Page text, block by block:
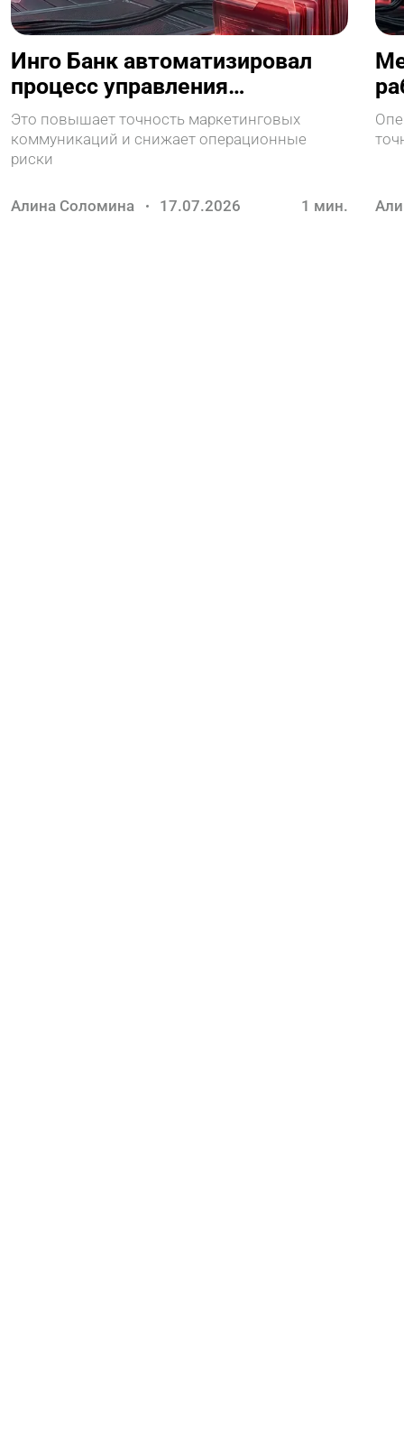
Инго Банк автоматизировал
процесс управления
согласиями клиентов
Это повышает точность маркетинговых
коммуникаций и снижает операционные
риски
Алина Соломина 17.07.2026 1 мин.